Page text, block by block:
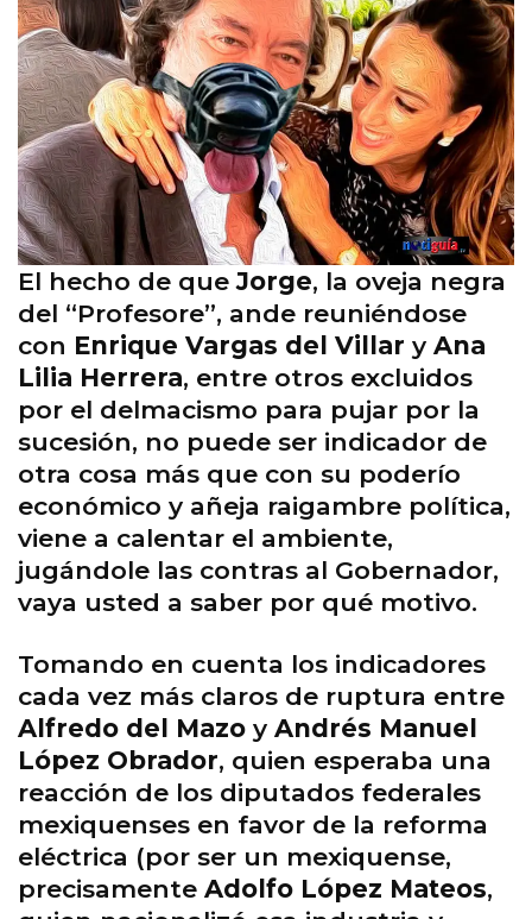
El hecho de queJorge, la oveja negra
del “Profesore”, ande reuniéndose
con Enrique Vargas del Villar y Ana
Lilia Herrera, entre otros excluidos
por el delmacismo para pujar por la
sucesión, no puede ser indicador de
otra cosa más que con su poderío
económico y añeja raigambre política,
viene a calentar el ambiente,
jugándole las contras al Gobernador,
vaya usted a saber por qué motivo.
Tomando en cuenta los indicadores
cada vez más claros de ruptura entre
Alfredo del Mazo y Andrés Manuel
López Obrador, quien esperaba una
reacción de los diputados federales
mexiquenses en favor de la reforma
eléctrica (por ser un mexiquense,
precisamente Adolfo López Mateos,